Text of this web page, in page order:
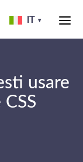
IT ▾
usare